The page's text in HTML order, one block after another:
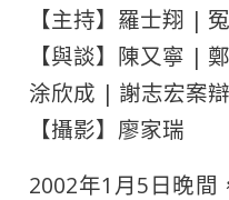
【主持】羅士翔 |
【與談】陳又寧 |
涂欣成 | 謝志宏案
【攝影】廖家瑞
2002年1月5日晚間